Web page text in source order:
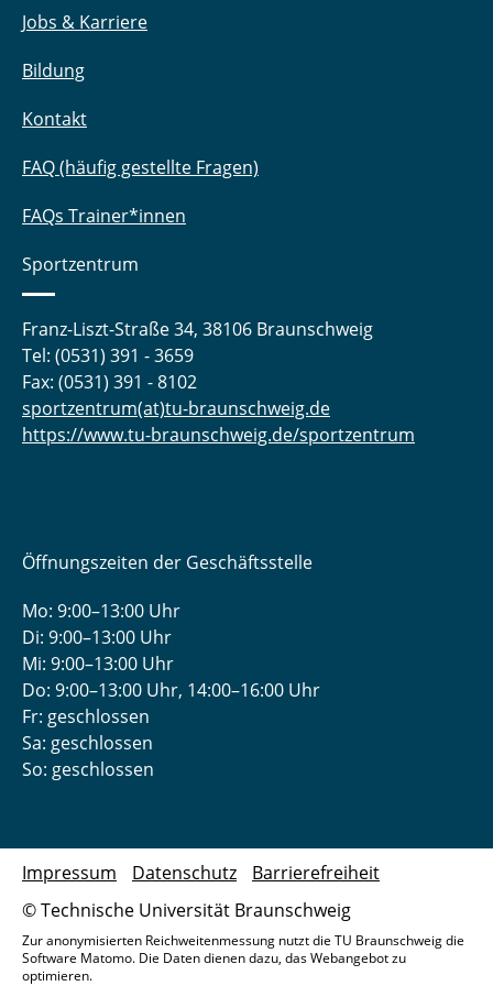
Jobs & Karriere
Bildung
Kontakt
FAQ (häufig gestellte Fragen)
FAQs Trainer*innen
Sportzentrum
Franz-Liszt-Straße 34, 38106 Braunschweig
Tel: (0531) 391 - 3659
Fax: (0531) 391 - 8102
sportzentrum(at)tu-braunschweig.de
https://www.tu-braunschweig.de/sportzentrum
Öffnungszeiten der Geschäftsstelle
Mo: 9:00–13:00 Uhr
Di: 9:00–13:00 Uhr
Mi: 9:00–13:00 Uhr
Do: 9:00­–13:00 Uhr, 14:00­–16:00 Uhr
Fr: geschlossen
Sa: geschlossen
So: geschlossen
© Technische Universität Braunschweig
Impressum Datenschutz Barrierefreiheit
Zur anonymisierten Reichweitenmessung nutzt die TU Braunschweig die
Software Matomo. Die Daten dienen dazu, das Webangebot zu
optimieren.